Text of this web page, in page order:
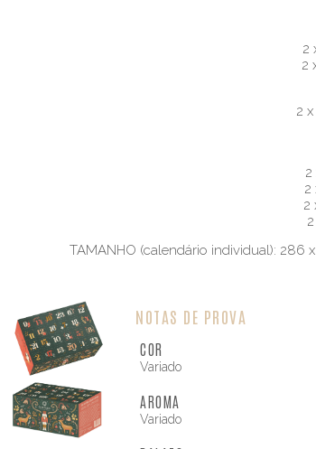
2
2
2
2
2
2
TAMANHO (calendário individual): 286 x
NOTAS DE PROVA
COR
Variado
AROMA
Variado